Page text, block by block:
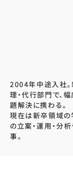
2004年中途入社。
理・代行部門で、
題解決に携わる。
現在は新卒領域の
の立案・運用・分
事。